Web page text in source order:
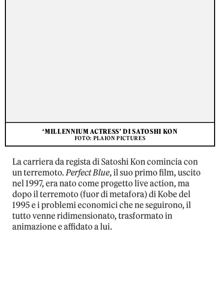
‘MILLENNIUM ACTRESS’ DI SATOSHI KON
FOTO: PLAION PICTURES
La carriera da regista di Satoshi Kon comincia con
un terremoto.Perfect Blue, il suo primo film, uscito
nel 1997, era nato come progetto live action, ma
dopo il terremoto (fuor di metafora) di Kobe del
1995 e i problemi economici che ne seguirono, il
tutto venne ridimensionato, trasformato in
animazione e affidato a lui.